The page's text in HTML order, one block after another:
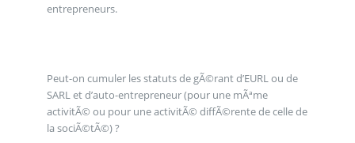
entrepreneurs.
Peut-on cumuler les statuts de gÃ©rant d’EURL ou de
SARL et d’auto-entrepreneur (pour une mÃªme
activitÃ© ou pour une activitÃ© diffÃ©rente de celle de
la sociÃ©tÃ©) ?